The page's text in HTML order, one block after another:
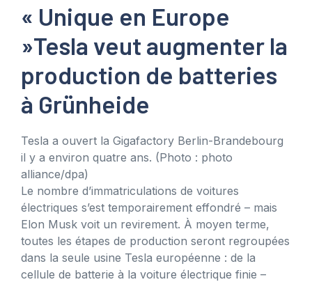
« Unique en Europe
»Tesla veut augmenter la
production de batteries
à Grünheide
Tesla a ouvert la Gigafactory Berlin-Brandebourg
il y a environ quatre ans. (Photo : photo
alliance/dpa)
Le nombre d’immatriculations de voitures
électriques s’est temporairement effondré – mais
Elon Musk voit un revirement. À moyen terme,
toutes les étapes de production seront regroupées
dans la seule usine Tesla européenne : de la
cellule de batterie à la voiture électrique finie –